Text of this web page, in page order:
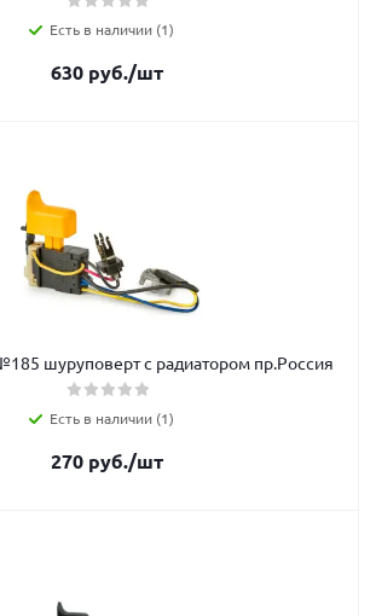
Есть в наличии (1)
630руб./шт
шуруповерт с радиатором пр.Россия
Есть в наличии (1)
270руб./шт